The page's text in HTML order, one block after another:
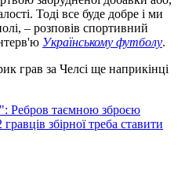
Тоді все буде добре і ми
– розповів спортивний
Українському футболу.
грав за Челсі ще наприкінці
Ребров таємною зброєю
збірної треба ставити